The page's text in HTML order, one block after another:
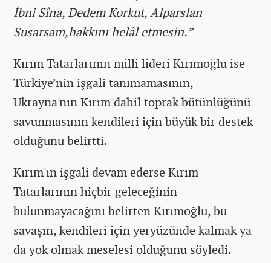
İbni Sîna, Dedem Korkut, Alparslan
Susarsam,hakkını helâl etmesin.”
Kırım Tatarlarının milli lideri Kırımoğlu ise
Türkiye’nin işgali tanımamasının,
Ukrayna'nın Kırım dahil toprak bütünlüğünü
savunmasının kendileri için büyük bir destek
olduğunu belirtti.
Kırım'ın işgali devam ederse Kırım
Tatarlarının hiçbir geleceğinin
bulunmayacağını belirten Kırımoğlu, bu
savaşın, kendileri için yeryüzünde kalmak ya
da yok olmak meselesi olduğunu söyledi.